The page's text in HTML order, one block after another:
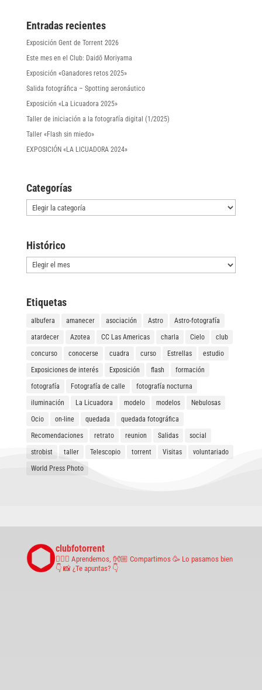
Entradas recientes
Exposición Gent de Torrent 2026
Este mes en el Club: Daidō Moriyama
Exposición «Ganadores retos 2025»
Salida fotográfica – Spotting aeronáutico
Exposición «La Licuadora 2025»
Taller de iniciación a la fotografía digital (1/2025)
Taller «Flash sin miedo»
EXPOSICIÓN «LA LICUADORA 2024»
Categorías
Categorías
Histórico
Histórico
Etiquetas
albufera amanecer asociación Astro
Astro-fotografía
atardecer
Azotea CC Las Americas charla Cielo
club
concurso
conocerse cuadra curso Estrellas
estudio
Exposiciones de interés
Exposición flash
formación
fotografía
Fotografía de calle
fotografía nocturna
iluminación
La Licuadora modelo modelos
Nebulosas
Ocio
on-line quedada
quedada fotográfica
Recomendaciones
retrato reunion Salidas
social
strobist
taller Telescopio torrent Visitas
voluntariado
World Press Photo
clubfotorrent
🤹🏼‍♀️ Aprendemos, 👐🏼 Compartimos🥳 Lo pasamos bien
👇 📸 ¿Te apuntas? 👇